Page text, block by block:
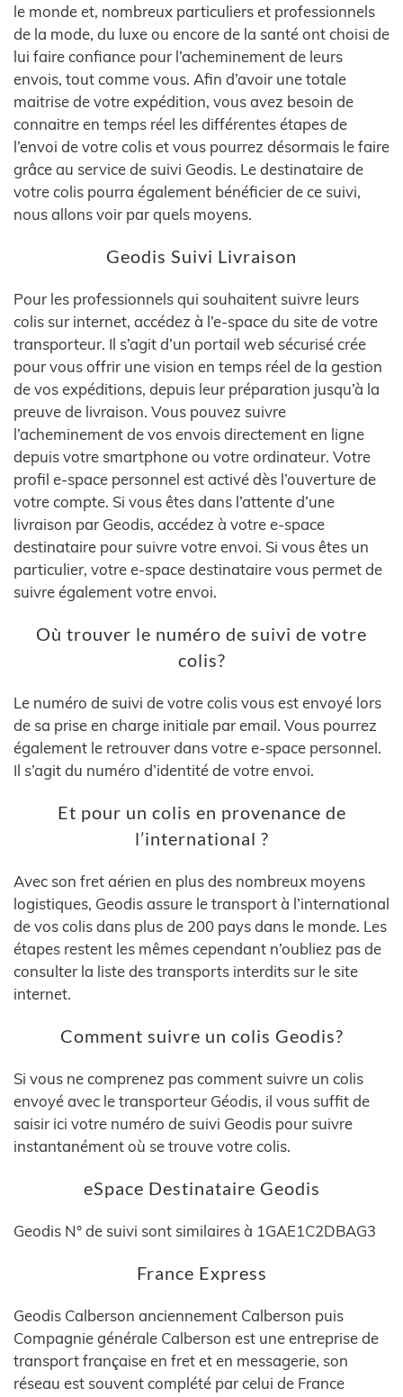
le monde et, nombreux particuliers et professionnels
de la mode, du luxe ou encore de la santé ont choisi de
lui faire confiance pour l’acheminement de leurs
envois, tout comme vous. Afin d’avoir une totale
maitrise de votre expédition, vous avez besoin de
connaitre en temps réel les différentes étapes de
l’envoi de votre colis et vous pourrez désormais le faire
grâce au service de suivi Geodis. Le destinataire de
votre colis pourra également bénéficier de ce suivi,
nous allons voir par quels moyens.
Geodis Suivi Livraison
Pour les professionnels qui souhaitent suivre leurs
colis sur internet, accédez à l’e-space du site de votre
transporteur. Il s’agit d’un portail web sécurisé crée
pour vous offrir une vision en temps réel de la gestion
de vos expéditions, depuis leur préparation jusqu’à la
preuve de livraison. Vous pouvez suivre
l’acheminement de vos envois directement en ligne
depuis votre smartphone ou votre ordinateur. Votre
profil e-space personnel est activé dès l’ouverture de
votre compte. Si vous êtes dans l’attente d’une
livraison par Geodis, accédez à votre e-space
destinataire pour suivre votre envoi. Si vous êtes un
particulier, votre e-space destinataire vous permet de
suivre également votre envoi.
Où trouver le numéro de suivi de votre
colis?
Le numéro de suivi de votre colis vous est envoyé lors
de sa prise en charge initiale par email. Vous pourrez
également le retrouver dans votre e-space personnel.
Il s’agit du numéro d’identité de votre envoi.
Et pour un colis en provenance de
l’international ?
Avec son fret aérien en plus des nombreux moyens
logistiques, Geodis assure le transport à l’international
de vos colis dans plus de 200 pays dans le monde. Les
étapes restent les mêmes cependant n’oubliez pas de
consulter la liste des transports interdits sur le site
internet.
Comment suivre un colis Geodis?
Si vous ne comprenez pas comment suivre un colis
envoyé avec le transporteur Géodis, il vous suffit de
saisir ici votre numéro de suivi Geodis pour suivre
instantanément où se trouve votre colis.
eSpace Destinataire Geodis
Geodis N° de suivi sont similaires à 1GAE1C2DBAG3
France Express
Geodis Calberson anciennement Calberson puis
Compagnie générale Calberson est une entreprise de
transport française en fret et en messagerie, son
réseau est souvent complété par celui de France